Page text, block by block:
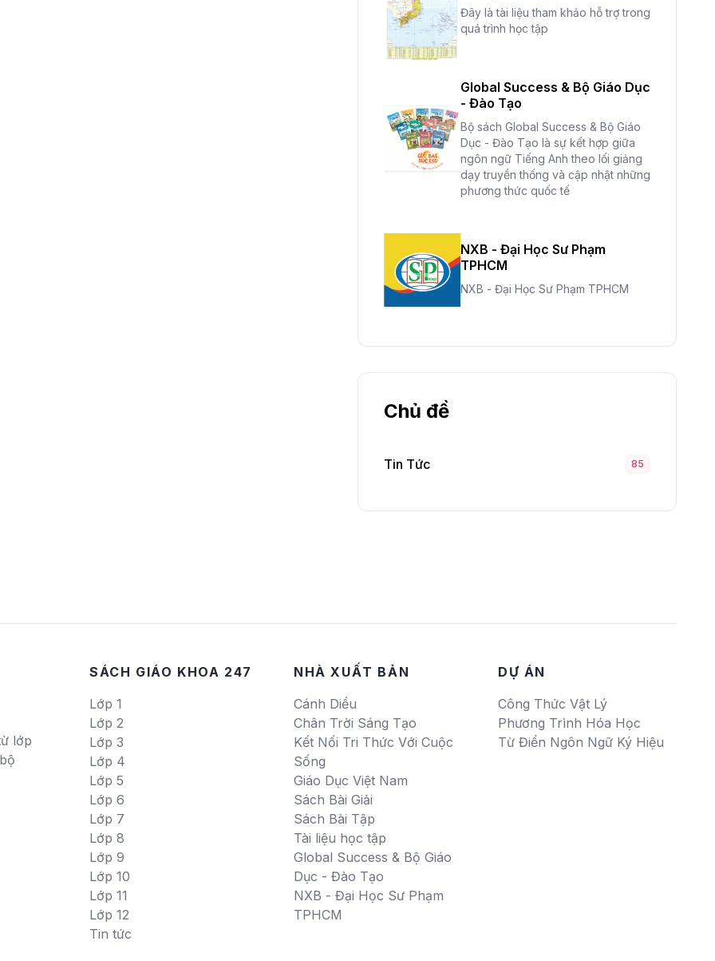
Đây là tài liệu tham khảo hỗ trợ trong
quá trình học tập
Global Success & Bộ Giáo Dục
- Đào Tạo
Bộ sách Global Success & Bộ Giáo
Dục - Đào Tạo là sự kết hợp giữa
ngôn ngữ Tiếng Anh theo lối giảng
dạy truyền thống và cập nhật những
phương thức quốc tế
NXB - Đại Học Sư Phạm
TPHCM
NXB - Đại Học Sư Phạm TPHCM
Chủ đề
Tin Tức 85
lớp
SÁCH GIÁO KHOA 247
Lớp 1
Lớp 2
Lớp 3
Lớp 4
Lớp 5
Lớp 6
Lớp 7
Lớp 8
Lớp 9
Lớp 10
Lớp 11
Lớp 12
Tin tức
NHÀ XUẤT BẢN
Cánh Diều
Chân Trời Sáng Tạo
Kết Nối Tri Thức Với Cuộc
Sống
Giáo Dục Việt Nam
Sách Bài Giải
Sách Bài Tập
Tài liệu học tập
Global Success & Bộ Giáo
Dục - Đào Tạo
NXB - Đại Học Sư Phạm
TPHCM
DỰ ÁN
Công Thức Vật Lý
Phương Trình Hóa Học
Từ Điển Ngôn Ngữ Ký Hiệu